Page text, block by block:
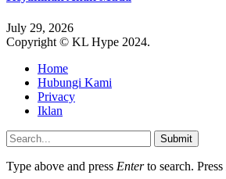
July 29, 2026
Copyright © KL Hype 2024.
Home
Hubungi Kami
Privacy
Iklan
Submit
Type above and press Enterto search. Press